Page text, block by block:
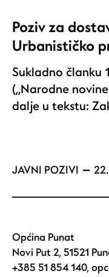
Poziv za
Urbanističko
Sukladno članku
(„Narodne
dalje u tekstu:
JAVNI POZIVI
Općina Punat
Novi Put 2, 51521
+385 51 854 140,